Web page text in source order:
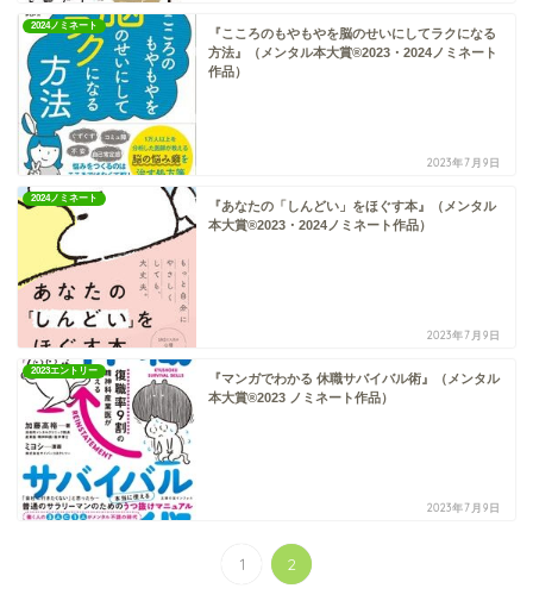
2024ノミネート
『こころのもやもやを脳のせいにしてラクになる
方法』（メンタル本大賞®2023・2024ノミネート
作品）
2023年7月9日
2024ノミネート
『あなたの「しんどい」をほぐす本』（メンタル
本大賞®2023・2024ノミネート作品）
2023年7月9日
2023エントリー
『マンガでわかる 休職サバイバル術』（メンタル
本大賞®2023 ノミネート作品）
2023年7月9日
1 2